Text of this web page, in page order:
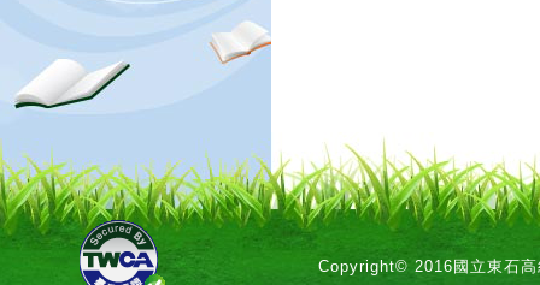
Copyright© 2016國立東石高